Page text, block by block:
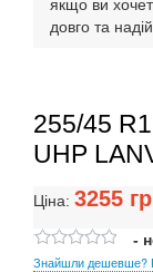
довго та
255/45
UHP
Ціна: 3255
-
Знайшли дешевше?